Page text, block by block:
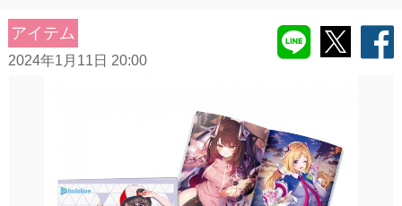
アイテム
2024年1月11日 20:00